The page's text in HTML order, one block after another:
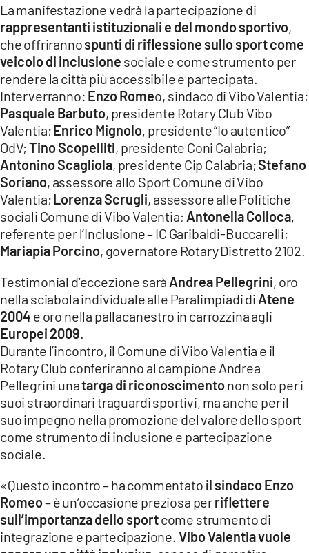
COSENZACHANNEL.IT
ILVIBONESE.IT
CATANZAROCHANNEL.IT
LACAPITALENEWS.IT
App
ANDROID
APPLE
La manifestazione vedrà la partecipazione di
rappresentanti istituzionali e del mondo sportivo,
che offrirannospunti di riflessione sullo sport come
veicolo di inclusione sociale e come strumento per
rendere la città più accessibile e partecipata.
Interverranno: Enzo Romeo, sindaco di Vibo Valentia;
Pasquale Barbuto, presidente Rotary Club Vibo
Valentia;Enrico Mignolo, presidente “Io autentico”
OdV;Tino Scopelliti, presidente Coni Calabria;
Antonino Scagliola, presidente Cip Calabria;Stefano
Soriano, assessore allo Sport Comune di Vibo
Valentia;Lorenza Scrugli, assessore alle Politiche
sociali Comune di Vibo Valentia; Antonella Colloca,
referente per l’Inclusione – IC Garibaldi-Buccarelli;
Mariapia Porcino, governatore Rotary Distretto 2102.
Testimonial d’eccezione sarà Andrea Pellegrini, oro
nella sciabola individuale alle Paralimpiadi di Atene
2004 e oro nella pallacanestro in carrozzina agli
Europei 2009
Durante l’incontro, il Comune di Vibo Valentia e il
Rotary Club conferiranno al campione Andrea
Pellegrini unatarga di riconoscimentonon solo per i
suoi straordinari traguardi sportivi, ma anche per il
suo impegno nella promozione del valore dello sport
come strumento di inclusione e partecipazione
sociale.
«Questo incontro – ha commentato il sindaco Enzo
Romeo– è un’occasione preziosa perriflettere
sull’importanza dello sportcome strumento di
integrazione e partecipazione. Vibo Valentia vuole